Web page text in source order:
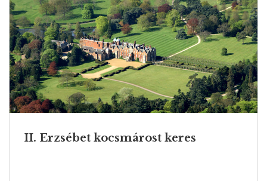
II. Erzsébet kocsmárost keres